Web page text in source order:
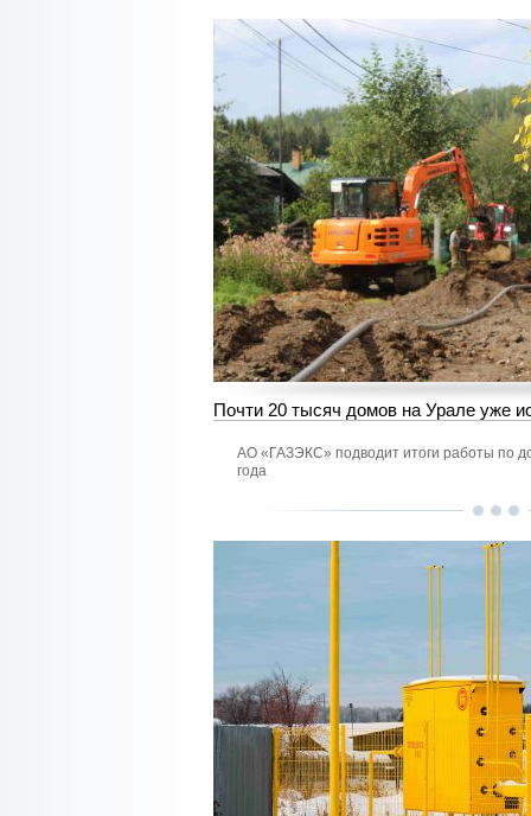
Почти 20 тысяч домов на Урале уже
АО «ГАЗЭКС» подводит итоги работы по
года